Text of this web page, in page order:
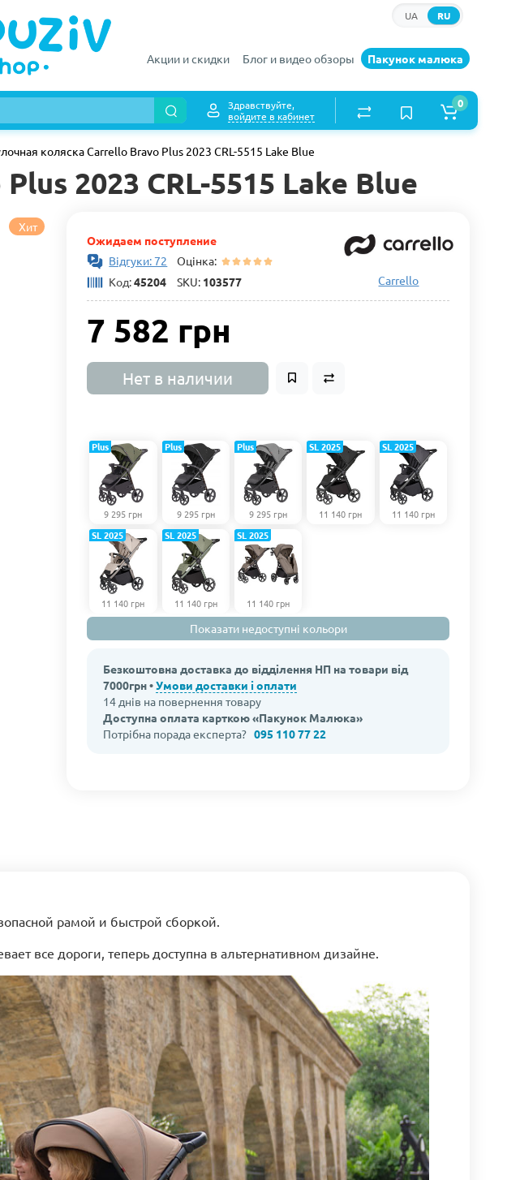
RU
UA
Акции и скидки Блог и видео обзоры Пакунок малюка
Здравствуйте,
войдите в кабинет
0
коляска Carrello Bravo Plus 2023 CRL-5515 Lake Blue
2023 CRL-5515 Lake Blue
Хит
Ожидаем поступление
Відгуки: 72 Оцінка:
Код:45204 SKU: 103577 Carrello
7 582 грн
Нет в наличии
9 295 грн
Plus
9 295 грн
Plus
9 295 грн
Plus
11 140 грн
SL 2025
11 140 грн
SL 2025
11 140 грн
SL 2025
11 140 грн
SL 2025
11 140 грн
SL 2025
Показати недоступні кольори
Безкоштовна доставка до відділення НП на товари від
7000грн •Умови доставки і оплати
14 днів на повернення товару
Доступна оплата карткою «Пакунок Малюка»
Потрібна порада експерта?095 110 77 22
рамой и быстрой сборкой.
все дороги, теперь доступна в альтернативном дизайне.